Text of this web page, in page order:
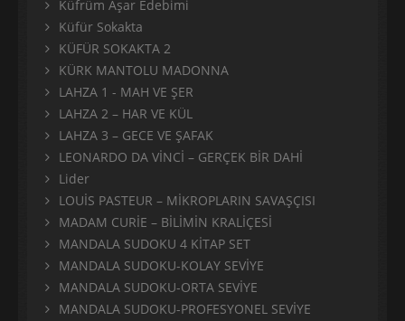
Küfrüm Aşar Edebimi
Küfür Sokakta
KÜFÜR SOKAKTA 2
KÜRK MANTOLU MADONNA
LAHZA 1 - MAH VE ŞER
LAHZA 2 – HAR VE KÜL
LAHZA 3 – GECE VE ŞAFAK
LEONARDO DA VİNCİ – GERÇEK BİR DAHİ
Lider
LOUİS PASTEUR – MİKROPLARIN SAVAŞÇISI
MADAM CURİE – BİLİMİN KRALİÇESİ
MANDALA SUDOKU 4 KİTAP SET
MANDALA SUDOKU-KOLAY SEVİYE
MANDALA SUDOKU-ORTA SEVİYE
MANDALA SUDOKU-PROFESYONEL SEVİYE